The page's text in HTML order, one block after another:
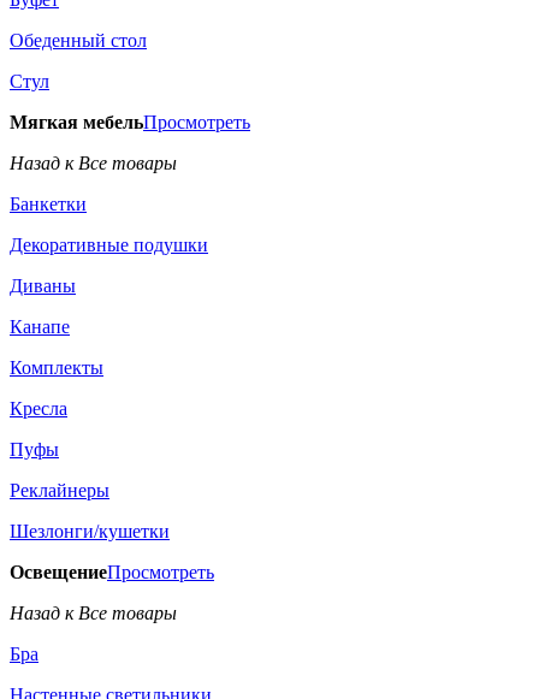
Обеденный стол
Стул
Мягкая мебельПросмотреть
Назад к Все товары
Банкетки
Декоративные подушки
Диваны
Канапе
Комплекты
Кресла
Пуфы
Реклайнеры
Шезлонги/кушетки
ОсвещениеПросмотреть
Назад к Все товары
Бра
Настенные светильники